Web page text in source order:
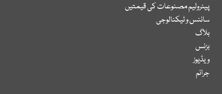
پیٹرولیم مصنوعات کی قیمتیں
سائنس و ٹیکنالوجی
بلاگ
بزنس
ویڈیوز
جرائم